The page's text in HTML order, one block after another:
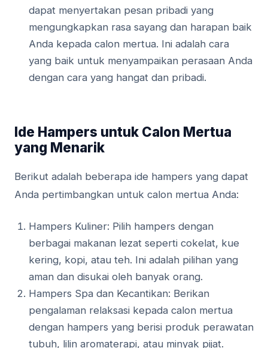
dapat menyertakan pesan pribadi yang
mengungkapkan rasa sayang dan harapan baik
Anda kepada calon mertua. Ini adalah cara
yang baik untuk menyampaikan perasaan Anda
dengan cara yang hangat dan pribadi.
Ide Hampers untuk Calon Mertua
yang Menarik
Berikut adalah beberapa ide hampers yang dapat
Anda pertimbangkan untuk calon mertua Anda:
Hampers Kuliner: Pilih hampers dengan
berbagai makanan lezat seperti cokelat, kue
kering, kopi, atau teh. Ini adalah pilihan yang
aman dan disukai oleh banyak orang.
Hampers Spa dan Kecantikan: Berikan
pengalaman relaksasi kepada calon mertua
dengan hampers yang berisi produk perawatan
tubuh, lilin aromaterapi, atau minyak pijat.